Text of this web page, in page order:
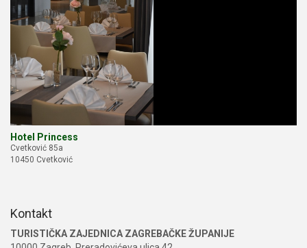
Hotel Princess
Cvetković 85a
10450 Cvetković
Kontakt
TURISTIČKA ZAJEDNICA ZAGREBAČKE ŽUPANIJE